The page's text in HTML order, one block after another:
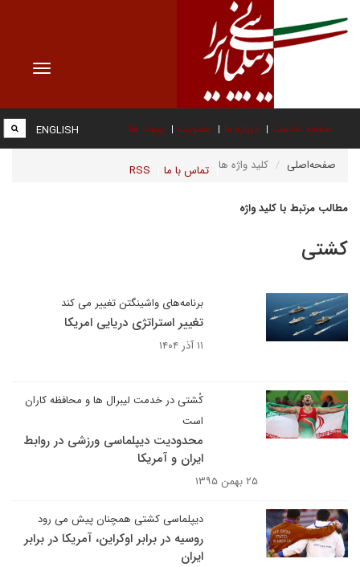
Toggle
صفحه نخست درباره ما عضویت پیوند ها
تماس با ما RSS
ENGLISH
صفحه‌اصلی کلید واژه ها
مطالب مرتبط با کلید واژه
کشتی
برنامه‌های واشینگتن تغییر می کند
تغییر استراتژی دریایی امریکا
۱۱ آذر ۱۴۰۴
کُشتی در خدمت لیبرال ها و محافظه کاران
است
محدودیت دیپلماسی ورزشی در روابط
ایران و آمریکا
۲۵ بهمن ۱۳۹۵
دیپلماسی کشتی همچنان پیش می رود
روسیه در برابر اوکراین، آمریکا در برابر
ایران